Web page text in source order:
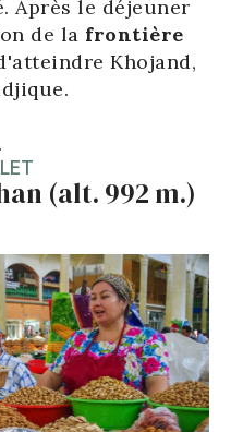
Après le déjeuner
de la frontière
Khojand,
(alt. 992 m.)